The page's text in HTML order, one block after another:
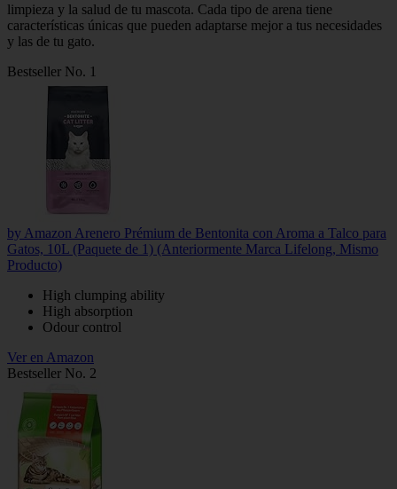
limpieza y la salud de tu mascota. Cada tipo de arena tiene
características únicas que pueden adaptarse mejor a tus necesidades
y las de tu gato.
Bestseller No. 1
by Amazon Arenero Prémium de Bentonita con Aroma a Talco para
Gatos, 10L (Paquete de 1) (Anteriormente Marca Lifelong, Mismo
Producto)
High clumping ability
High absorption
Odour control
Ver en Amazon
Bestseller No. 2